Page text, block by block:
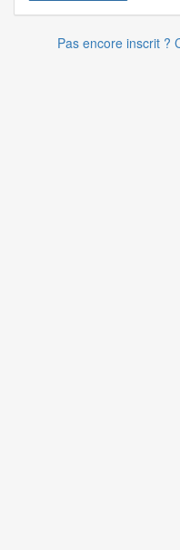
Pas encore inscrit ?